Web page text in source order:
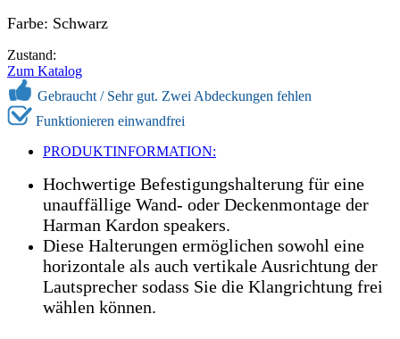
Farbe: Schwarz
Zustand:
Zum Katalog
Gebraucht / Sehr gut. Zwei Abdeckungen fehlen
Funktionieren einwandfrei
PRODUKTINFORMATION:
Hochwertige Befestigungshalterung für eine
unauffällige Wand- oder Deckenmontage der
Harman Kardon speakers.
Diese Halterungen ermöglichen sowohl eine
horizontale als auch vertikale Ausrichtung der
Lautsprecher sodass Sie die Klangrichtung frei
wählen können.